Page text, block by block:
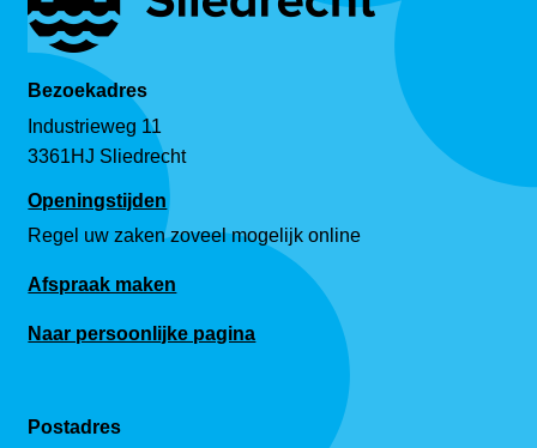
Bezoekadres
Industrieweg 11
3361HJ Sliedrecht
Openingstijden
Regel uw zaken zoveel mogelijk online
Afspraak maken
Naar persoonlijke pagina
Postadres